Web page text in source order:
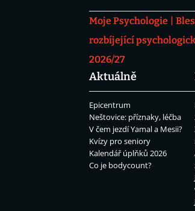
Moje Psychologie
rozbíjející
2026/27
Aktuálně
Epicentrum
Neštovice: příznaky, léčba
V čem jezdí Yamal a Mesii?
Kvízy pro seniory
Kalendář úplňků 2026
Co je bodycount?